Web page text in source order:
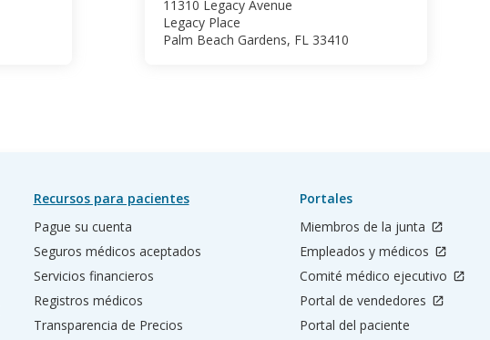
11310 Legacy Avenue
Legacy Place
Palm Beach Gardens, FL 33410
Recursos para pacientes
Pague su cuenta
Seguros médicos aceptados
Servicios financieros
Registros médicos
Transparencia de Precios
Portales
Miembros de la junta
Empleados y médicos
Comité médico ejecutivo
Portal de vendedores
Portal del paciente